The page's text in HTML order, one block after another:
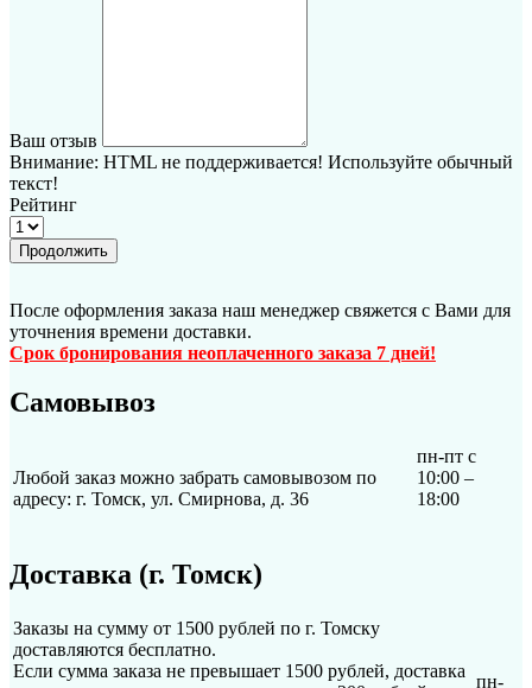
Ваш отзыв
Внимание: HTML не поддерживается! Используйте обычный
текст!
Рейтинг
Продолжить
После оформления заказа наш менеджер свяжется с Вами для
уточнения времени доставки.
Срок бронирования неоплаченного заказа 7 дней!
Самовывоз
Любой заказ можно забрать самовывозом по
адресу: г. Томск, ул. Смирнова, д. 36
пн-пт с
10:00 –
18:00
Доставка (г. Томск)
Заказы на сумму от 1500 рублей по г. Томску
доставляются бесплатно.
Если сумма заказа не превышает 1500 рублей, доставка
пн-